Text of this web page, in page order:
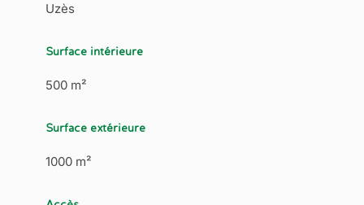
Uzès
Surface intérieure
500 m²
Surface extérieure
1000 m²